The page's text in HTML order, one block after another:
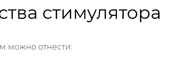
стимулятора
можно отнести: